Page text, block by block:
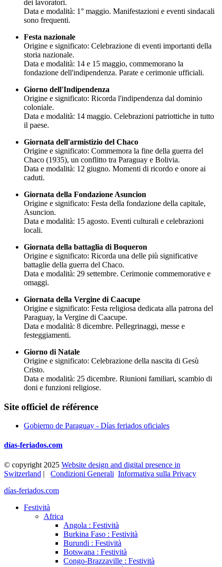
dei lavoratori.
Data e modalità: 1° maggio. Manifestazioni e eventi sindacali
sono frequenti.
Festa nazionale
Origine e significato: Celebrazione di eventi importanti della
storia nazionale.
Data e modalità: 14 e 15 maggio, commemorano la
fondazione dell'indipendenza. Parate e cerimonie ufficiali.
Giorno dell'Indipendenza
Origine e significato: Ricorda l'indipendenza dal dominio
coloniale.
Data e modalità: 14 maggio. Celebrazioni patriottiche in tutto
il paese.
Giornata dell'armistizio del Chaco
Origine e significato: Commemora la fine della guerra del
Chaco (1935), un conflitto tra Paraguay e Bolivia.
Data e modalità: 12 giugno. Momenti di ricordo e onore ai
caduti.
Giornata della Fondazione Asuncion
Origine e significato: Festa della fondazione della capitale,
Asuncion.
Data e modalità: 15 agosto. Eventi culturali e celebrazioni
locali.
Giornata della battaglia di Boqueron
Origine e significato: Ricorda una delle più significative
battaglie della guerra del Chaco.
Data e modalità: 29 settembre. Cerimonie commemorative e
omaggi.
Giornata della Vergine di Caacupe
Origine e significato: Festa religiosa dedicata alla patrona del
Paraguay, la Vergine di Caacupe.
Data e modalità: 8 dicembre. Pellegrinaggi, messe e
festeggiamenti.
Giorno di Natale
Origine e significato: Celebrazione della nascita di Gesù
Cristo.
Data e modalità: 25 dicembre. Riunioni familiari, scambio di
doni e funzioni religiose.
Site officiel de référence
Gobierno de Paraguay - Días feriados oficiales
días-feriados.com
© copyright 2025 Website design and digital presence in
Switzerland | Condizioni Generali Informativa sulla Privacy
días-feriados.com
Festività
Africa
Angola : Festività
Burkina Faso : Festività
Burundi : Festività
Botswana : Festività
Congo-Brazzaville : Festività